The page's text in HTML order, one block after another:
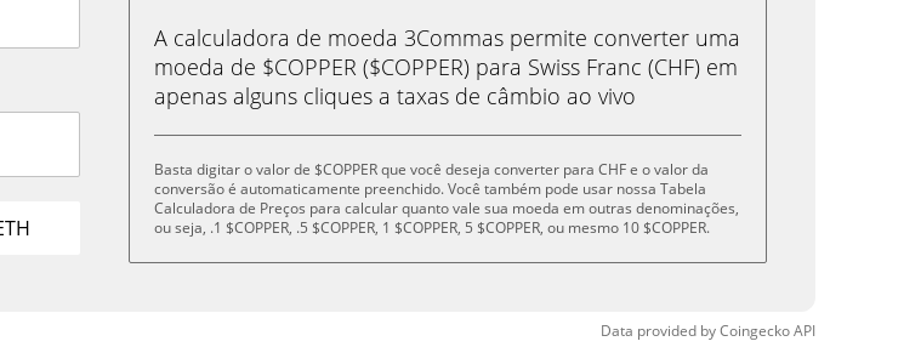
A calculadora de moeda 3Commas permite converter uma
moeda de $COPPER ($COPPER) para Swiss Franc (CHF) em
apenas alguns cliques a taxas de câmbio ao vivo
Basta digitar o valor de $COPPER que você deseja converter para CHF e o valor da
conversão é automaticamente preenchido. Você também pode usar nossa Tabela
Calculadora de Preços para calcular quanto vale sua moeda em outras denominações,
ou seja, .1 $COPPER, .5 $COPPER, 1 $COPPER, 5 $COPPER, ou mesmo 10 $COPPER.
Data provided byCoingeckoAPI